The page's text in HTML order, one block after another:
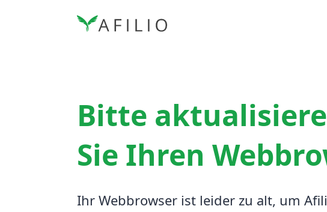
Bitte
Sie Ihren
Ihr Webbrowser ist leider zu alt, um